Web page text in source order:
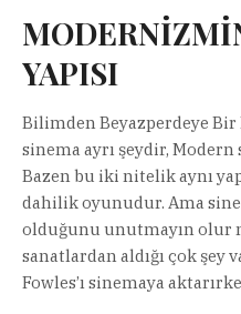
YAPISI
Bilimden Beyazperdeye
sinema ayrı şeydir, Modern
Bazen bu iki nitelik aynı
dahilik oyunudur. Ama
olduğunu unutmayın olur
sanatlardan aldığı çok şey
Fowles’ı sinemaya